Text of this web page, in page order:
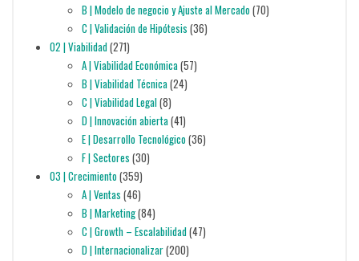
B | Modelo de negocio y Ajuste al Mercado(70)
C | Validación de Hipótesis (36)
02 | Viabilidad(271)
A | Viabilidad Económica(57)
B | Viabilidad Técnica(24)
C | Viabilidad Legal(8)
D | Innovación abierta(41)
E | Desarrollo Tecnológico(36)
F | Sectores (30)
03 | Crecimiento(359)
A | Ventas (46)
B | Marketing(84)
C | Growth – Escalabilidad(47)
D | Internacionalizar(200)